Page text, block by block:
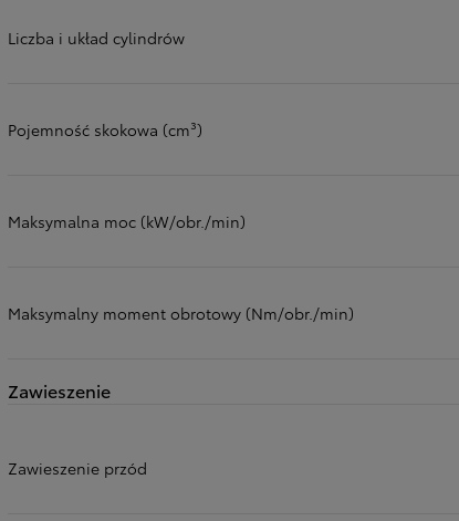
Liczba i układ cylindrów
Pojemność skokowa (cm³)
Maksymalna moc (kW/obr./min)
Maksymalny moment obrotowy (Nm/obr./min)
Zawieszenie
Zawieszenie przód